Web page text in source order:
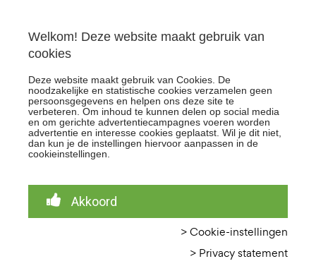
Welkom! Deze website maakt gebruik van
cookies
Deze website maakt gebruik van Cookies. De
noodzakelijke en statistische cookies verzamelen geen
persoonsgegevens en helpen ons deze site te
verbeteren. Om inhoud te kunnen delen op social media
en om gerichte advertentiecampagnes voeren worden
advertentie en interesse cookies geplaatst. Wil je dit niet,
dan kun je de instellingen hiervoor aanpassen in de
cookieinstellingen.
Akkoord
> Cookie-instellingen
> Privacy statement
Support
Online marketing
bureau
Nieuwerkerk aan
den IJssel